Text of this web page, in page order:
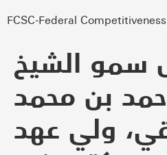
FCSC-Federal
سمو الشيخ
بن محمد
ولي عهد